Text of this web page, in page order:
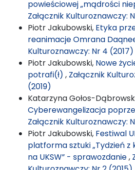
powieściowej „mądrości
Załącznik Kulturoznawczy:
Piotr Jakubowski, Etyka
reanimacje Omrana
Kulturoznawczy: Nr 4 (2017)
Piotr Jakubowski, Nowe
potrafi(ł) , Załącznik
(2019)
Katarzyna Gołos-
Cyberewangelizacja
Załącznik Kulturoznawczy:
Piotr Jakubowski, Festiwal
platforma sztuki „Tydzień
na UKSW” - sprawozdanie,